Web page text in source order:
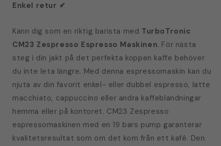
Enkel retur ✔
Känn dig som en riktig barista med TurboTronic
CM23 Zespresso Espresso Maskinen. För nästa
steg i din jakt på det perfekta koppen kaffe behöver
du inte leta längre. Med denna espressomaskin kan du
njuta av din favorit enkel- eller dubbel espresso, latte
macchiato, cappuccino eller andra kaffeblandningar
hemma eller på kontoret. CM23 Zespresso
espressomaskinen med en 19 bars pump garanterar
kvalitetsresultat som om det kom från ett kafé. Den